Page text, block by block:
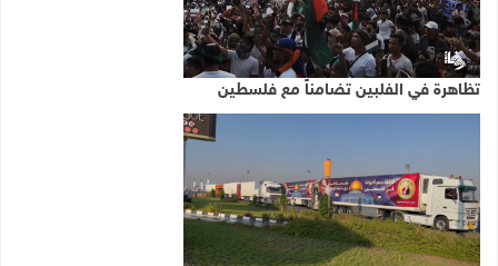
تظاهرة في الفلبين تضامناً مع فلسطين